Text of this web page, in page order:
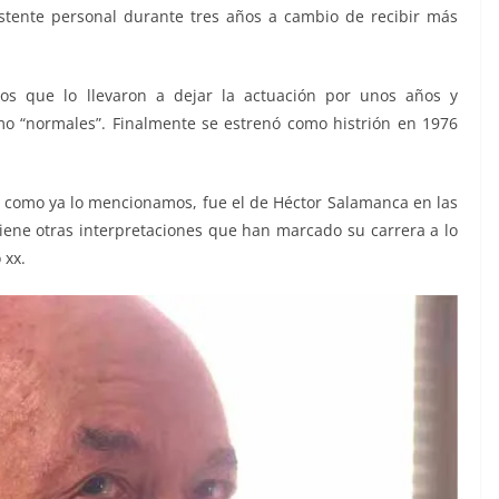
personal durante tres años a cambio de recibir más
que lo llevaron a dejar la actuación por unos años y
“normales”. Finalmente se estrenó como histrión en 1976
ya lo mencionamos, fue el de Héctor Salamanca en las
otras interpretaciones que han marcado su carrera a lo